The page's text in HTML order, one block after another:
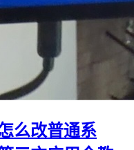
么改普通系